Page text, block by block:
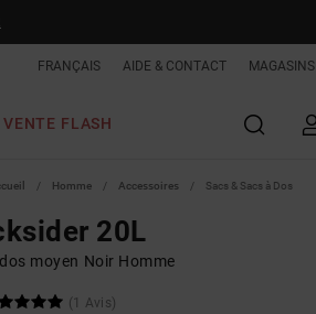
FRANÇAIS AIDE & CONTACT MAGASINS
VENTE FLASH
Homme Accessoires Sacs & Sacs à Dos
20L
moyen Noir Homme
(1 Avis)